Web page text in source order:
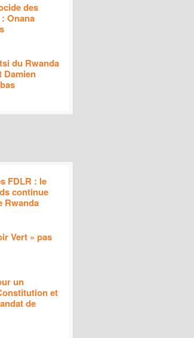
des
Onana
du Rwanda
Damien
FDLR : le
continue
Rwanda
Vert » pas
un
et
de